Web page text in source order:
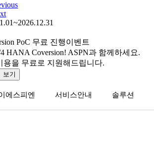
PoC 무료 진행이벤트
4 HANA Coversion! ASPN과 함께하세요.
용을 무료로 지원해드립니다.
보기
에스피엔 서비스안내 솔루션